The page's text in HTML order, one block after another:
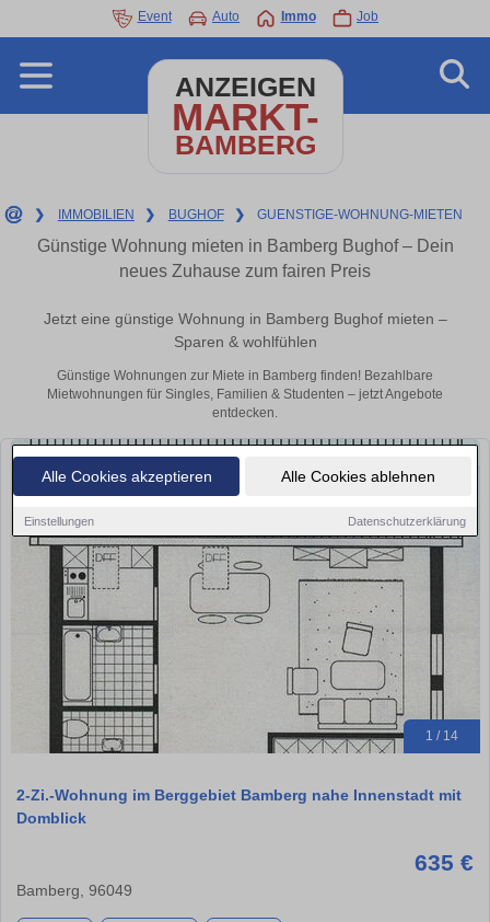
Alle Cookies akzeptieren Alle Cookies ablehnen
Einstellungen Datenschutzerklärung
Event Auto Immo Job
ANZEIGEN
MARKT-
BAMBERG
❯ IMMOBILIEN ❯ BUGHOF ❯ GUENSTIGE-WOHNUNG-MIETEN
Günstige Wohnung mieten in Bamberg Bughof – Dein
neues Zuhause zum fairen Preis
Jetzt eine günstige Wohnung in Bamberg Bughof mieten –
Sparen & wohlfühlen
Günstige Wohnungen zur Miete in Bamberg finden! Bezahlbare
Mietwohnungen für Singles, Familien & Studenten – jetzt Angebote
entdecken.
1 / 14
2-Zi.-Wohnung im Berggebiet Bamberg nahe Innenstadt mit
Domblick
635 €
Bamberg, 96049